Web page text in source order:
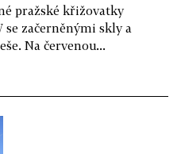
pražské křižovatky
začerněnými skly a
Na červenou...